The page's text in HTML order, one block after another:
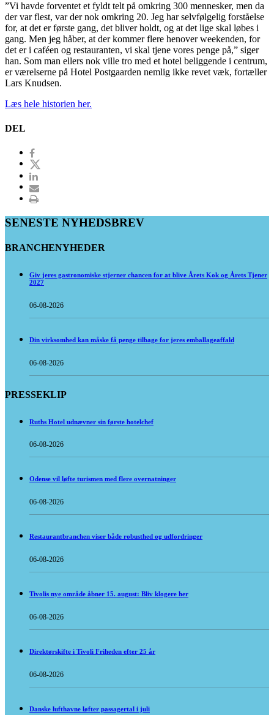
”Vi havde forventet et fyldt telt på omkring 300 mennesker, men da
der var flest, var der nok omkring 20. Jeg har selvfølgelig forståelse
for, at det er første gang, det bliver holdt, og at det lige skal løbes i
gang. Men jeg håber, at der kommer flere henover weekenden, for
det er i caféen og restauranten, vi skal tjene vores penge på,” siger
han. Som man ellers nok ville tro med et hotel beliggende i centrum,
er værelserne på Hotel Postgaarden nemlig ikke revet væk, fortæller
Lars Knudsen.
Læs hele historien her.
DEL
SENESTE NYHEDSBREV
BRANCHENYHEDER
Giv jeres gastronomiske stjerner chancen for at blive Årets Kok og Årets Tjener
2027
06-08-2026
Din virksomhed kan måske få penge tilbage for jeres emballageaffald
06-08-2026
PRESSEKLIP
Ruths Hotel udnævner sin første hotelchef
06-08-2026
Odense vil løfte turismen med flere overnatninger
06-08-2026
Restaurantbranchen viser både robusthed og udfordringer
06-08-2026
Tivolis nye område åbner 15. august: Bliv klogere her
06-08-2026
Direktørskifte i Tivoli Friheden efter 25 år
06-08-2026
Danske lufthavne løfter passagertal i juli